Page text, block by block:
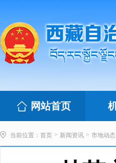
网站首页
当前位置： 首页 > 新闻资讯 > 市地动态